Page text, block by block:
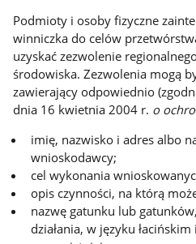
Podmioty i osoby fizyczne
winniczka do celów
uzyskać zezwolenie
środowiska. Zezwolenia mogą
zawierający odpowiednio
dnia 16 kwietnia 2004 r. o
imię, nazwisko i adres albo
wnioskodawcy;
cel wykonania
opis czynności, na którą
nazwę gatunku lub
działania, w języku